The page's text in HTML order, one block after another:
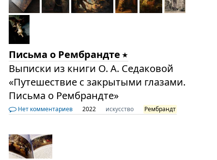
Письма о Рембрандте
Выписки из книги О. А. Седаковой
«Путешествие с закрытыми глазами.
Письма о Рембрандте»
Нет комментариев 2022 искусство Рембрандт